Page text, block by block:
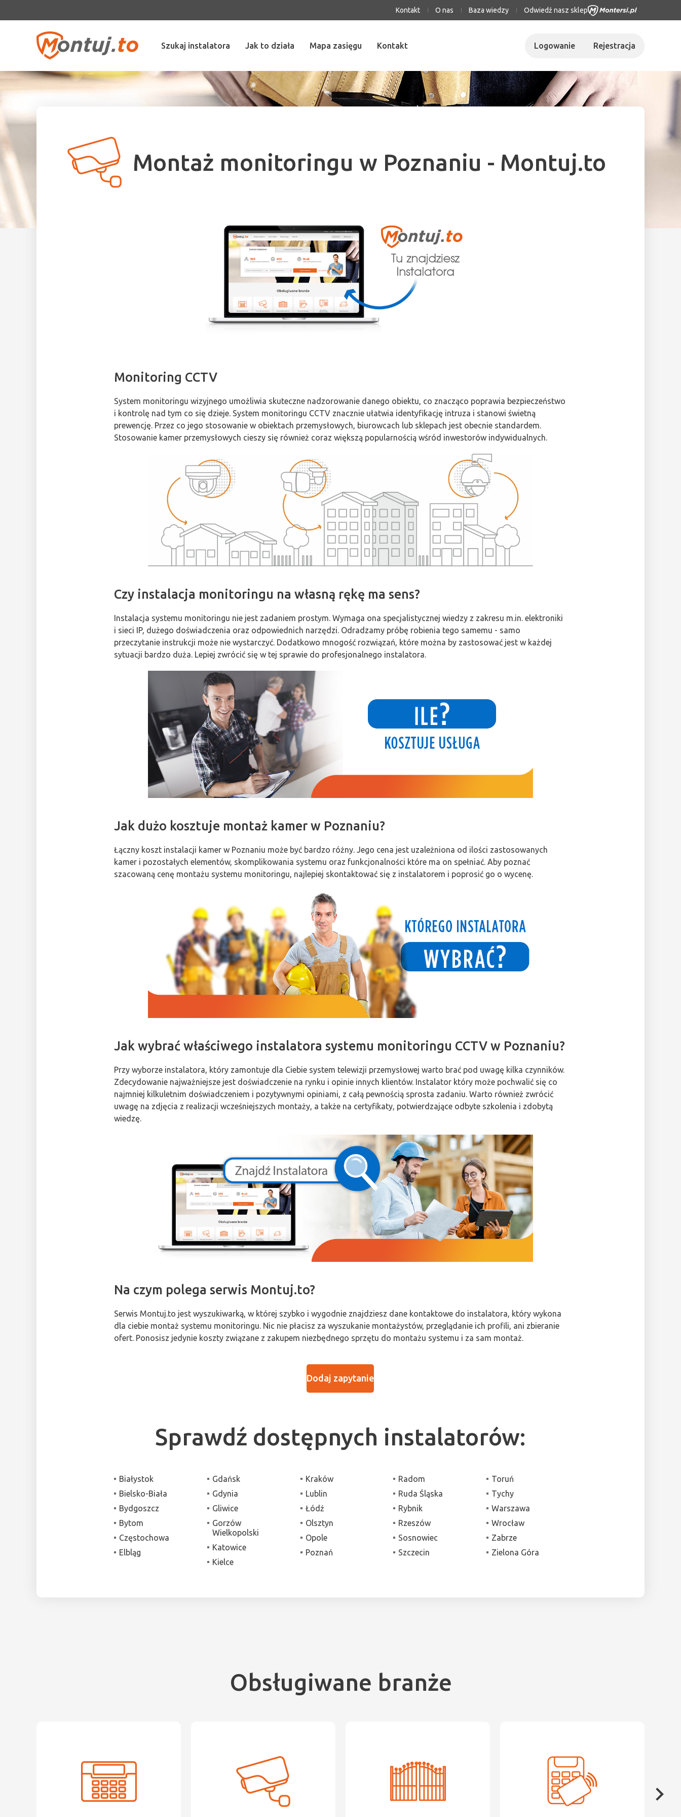
Kontakt O nas Baza wiedzy Odwiedź nasz sklep
Szukaj instalatora Jak to działa Mapa zasięgu Kontakt Logowanie Rejestracja
Montaż monitoringu w Poznaniu - Montuj.to
Monitoring CCTV
System monitoringu wizyjnego umożliwia skuteczne nadzorowanie danego obiektu, co znacząco poprawia bezpieczeństwo
i kontrolę nad tym co się dzieje. System monitoringu CCTV znacznie ułatwia identyfikację intruza i stanowi świetną
prewencję. Przez co jego stosowanie w obiektach przemysłowych, biurowcach lub sklepach jest obecnie standardem.
Stosowanie kamer przemysłowych cieszy się również coraz większą popularnością wśród inwestorów indywidualnych.
Czy instalacja monitoringu na własną rękę ma sens?
Instalacja systemu monitoringu nie jest zadaniem prostym. Wymaga ona specjalistycznej wiedzy z zakresu m.in. elektroniki
i sieci IP, dużego doświadczenia oraz odpowiednich narzędzi. Odradzamy próbę robienia tego samemu - samo
przeczytanie instrukcji może nie wystarczyć. Dodatkowo mnogość rozwiązań, które można by zastosować jest w każdej
sytuacji bardzo duża. Lepiej zwrócić się w tej sprawie do profesjonalnego instalatora.
Jak dużo kosztuje montaż kamer w Poznaniu?
Łączny koszt instalacji kamer w Poznaniu może być bardzo różny. Jego cena jest uzależniona od ilości zastosowanych
kamer i pozostałych elementów, skomplikowania systemu oraz funkcjonalności które ma on spełniać. Aby poznać
szacowaną cenę montażu systemu monitoringu, najlepiej skontaktować się z instalatorem i poprosić go o wycenę.
Jak wybrać właściwego instalatora systemu monitoringu CCTV w Poznaniu?
Przy wyborze instalatora, który zamontuje dla Ciebie system telewizji przemysłowej warto brać pod uwagę kilka czynników.
Zdecydowanie najważniejsze jest doświadczenie na rynku i opinie innych klientów. Instalator który może pochwalić się co
najmniej kilkuletnim doświadczeniem i pozytywnymi opiniami, z całą pewnością sprosta zadaniu. Warto również zwrócić
uwagę na zdjęcia z realizacji wcześniejszych montaży, a także na certyfikaty, potwierdzające odbyte szkolenia i zdobytą
wiedzę.
Na czym polega serwis Montuj.to?
Serwis Montuj.to jest wyszukiwarką, w której szybko i wygodnie znajdziesz dane kontaktowe do instalatora, który wykona
dla ciebie montaż systemu monitoringu. Nic nie płacisz za wyszukanie montażystów, przeglądanie ich profili, ani zbieranie
ofert. Ponosisz jedynie koszty związane z zakupem niezbędnego sprzętu do montażu systemu i za sam montaż.
Dodaj zapytanie
Sprawdź dostępnych instalatorów:
Białystok
Bielsko-Biała
Bydgoszcz
Bytom
Częstochowa
Elbląg
Gdańsk
Gdynia
Gliwice
Gorzów
Wielkopolski
Katowice
Kielce
Kraków
Lublin
Łódź
Olsztyn
Opole
Poznań
Radom
Ruda Śląska
Rybnik
Rzeszów
Sosnowiec
Szczecin
Toruń
Tychy
Warszawa
Wrocław
Zabrze
Zielona Góra
Obsługiwane branże